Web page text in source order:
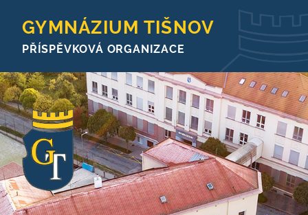
GYMNÁZIUM TIŠNOV
PŘÍSPĚVKOVÁ ORGANIZACE